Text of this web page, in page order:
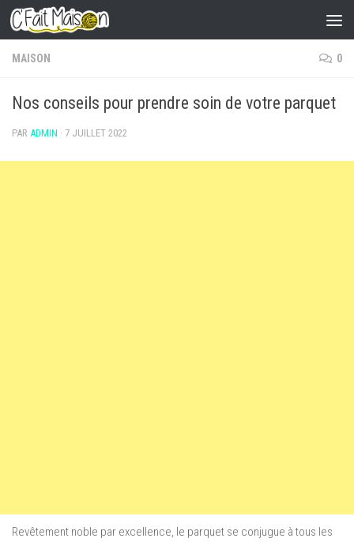
Skip to content
MAISON 0
Nos conseils pour prendre soin de votre parquet
PAR ADMIN · 7 JUILLET 2022
Revêtement noble par excellence, le parquet se conjugue à tous les